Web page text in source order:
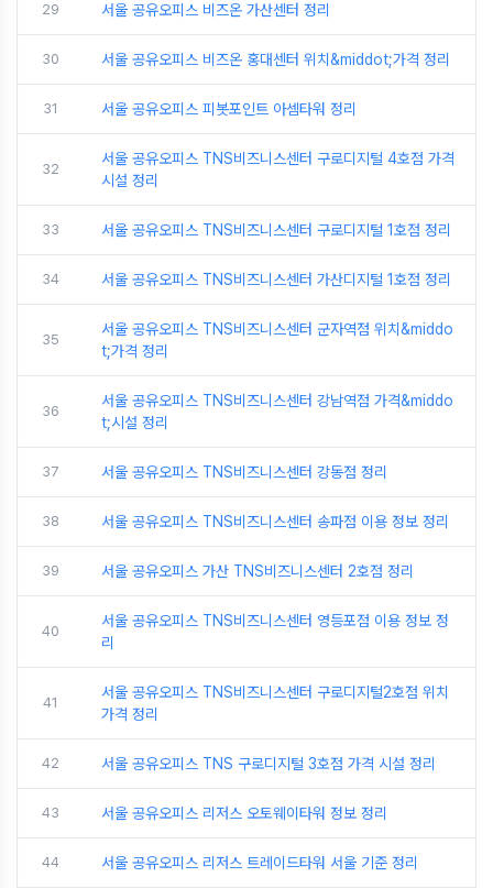
29 서울 공유오피스 비즈온 가산센터 정리
30 서울 공유오피스 비즈온 홍대센터 위치&middot;가격 정리
31 서울 공유오피스 피봇포인트 아셈타워 정리
32
서울 공유오피스 TNS비즈니스센터 구로디지털 4호점 가격
시설 정리
33 서울 공유오피스 TNS비즈니스센터 구로디지털 1호점 정리
34 서울 공유오피스 TNS비즈니스센터 가산디지털 1호점 정리
35
서울 공유오피스 TNS비즈니스센터 군자역점 위치&middo
t;가격 정리
36
서울 공유오피스 TNS비즈니스센터 강남역점 가격&middo
t;시설 정리
37 서울 공유오피스 TNS비즈니스센터 강동점 정리
38 서울 공유오피스 TNS비즈니스센터 송파점 이용 정보 정리
39 서울 공유오피스 가산 TNS비즈니스센터 2호점 정리
40
서울 공유오피스 TNS비즈니스센터 영등포점 이용 정보 정
리
41
서울 공유오피스 TNS비즈니스센터 구로디지털2호점 위치
가격 정리
42 서울 공유오피스 TNS 구로디지털 3호점 가격 시설 정리
43 서울 공유오피스 리저스 오토웨이타워 정보 정리
44 서울 공유오피스 리저스 트레이드타워 서울 기준 정리